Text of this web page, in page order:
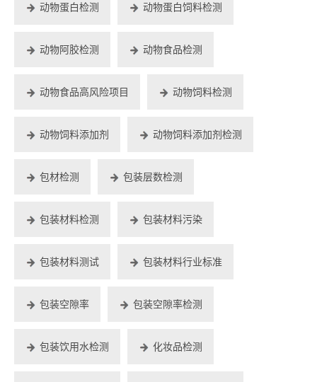
动物蛋白检测 动物蛋白饲料检测
动物阿胶检测 动物食品检测
动物食品高风险项目 动物饲料检测
动物饲料添加剂 动物饲料添加剂检测
包材检测 包装层数检测
包装材料检测 包装材料污染
包装材料测试 包装材料行业标准
包装空隙率 包装空隙率检测
包装饮用水检测 化妆品检测